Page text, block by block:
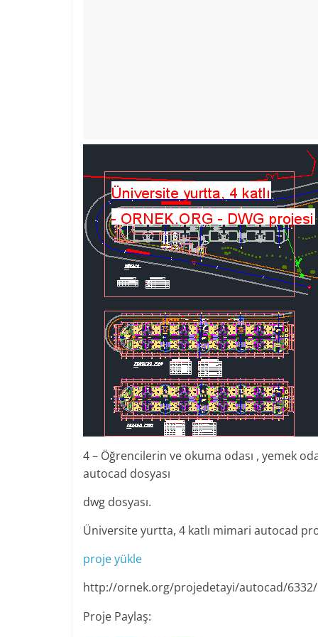
4 – Öğrencilerin ve okuma odası , yemek
autocad dosyası
dwg dosyası.
Üniversite yurtta, 4 katlı mimari autocad
proje yükle
http://ornek.org/projedetayi/autocad/6332/
Proje Paylaş: